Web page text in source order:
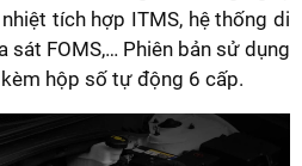
tích hợp ITMS, hệ thống di
sát FOMS,… Phiên bản sử dụng
hộp số tự động 6 cấp.